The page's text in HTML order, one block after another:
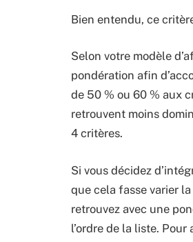
Bien entendu, ce
Selon votre modèle
pondération afin
de 50 % ou 60 % aux
retrouvent moins
4 critères.
Si vous décidez
que cela fasse varier
retrouvez avec une
l’ordre de la liste.